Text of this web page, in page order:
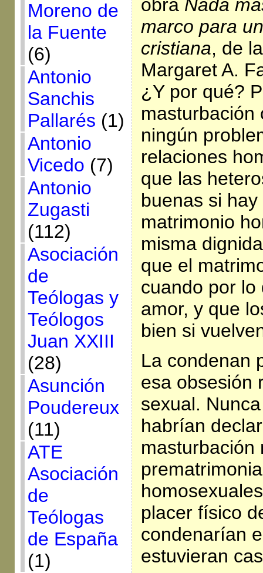
Moreno de
la Fuente
(6)
Antonio
Sanchis
Pallarés (1)
Antonio
Vicedo (7)
Antonio
Zugasti
(112)
Asociación
de
Teólogas y
Teólogos
Juan XXIII
(28)
Asunción
Poudereux
(11)
ATE
Asociación
de
Teólogas
de España
(1)
obra Nada
marco para
cristiana, de
Margaret A.
¿Y por qué?
masturbación
ningún
relaciones
que las
buenas si
matrimonio
misma
que el
cuando por lo
amor, y que
bien si
La condenan
esa obsesión
sexual.
habrían
masturbación
placer físico
condenarían
estuvieran